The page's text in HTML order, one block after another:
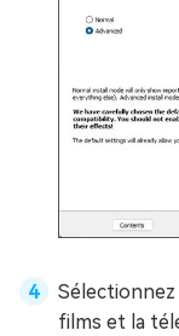
films et la